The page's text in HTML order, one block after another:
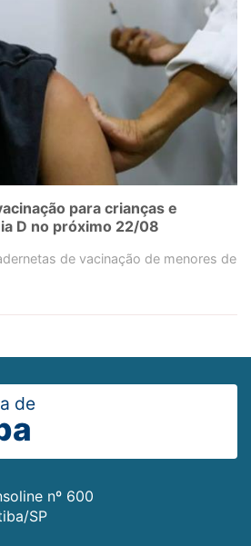
para crianças e
D no próximo 22/08
de vacinação de menores de
de
nº 600
SP